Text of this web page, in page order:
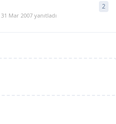
31 Mar 2007yanıtladı
2